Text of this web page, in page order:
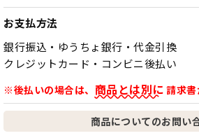
お支払方法
銀行振込・ゆうちょ銀行・代金引換
クレジットカード・コンビニ後払い
※後払いの場合は、 商品とは別に 請求書
商品についてのお問い